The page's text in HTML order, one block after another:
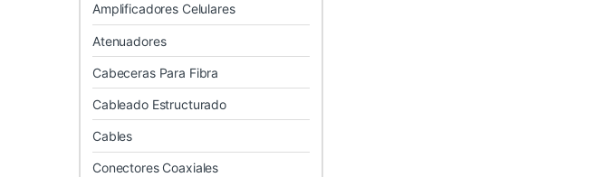
Amplificadores Celulares
Atenuadores
Cabeceras Para Fibra
Cableado Estructurado
Cables
Conectores Coaxiales